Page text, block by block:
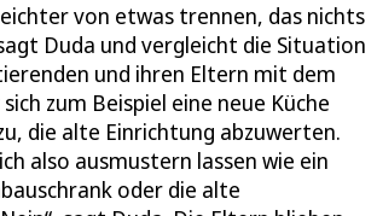
von etwas trennen, das nichts
Duda und vergleicht die Situation
und ihren Eltern mit dem
zum Beispiel eine neue Küche
die alte Einrichtung abzuwerten.
also ausmustern lassen wie ein
oder die alte